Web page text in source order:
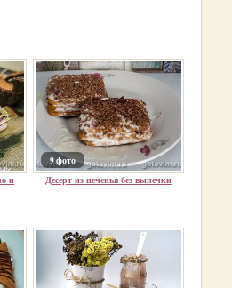
и
9 фото
Десерт из печенья без выпечки